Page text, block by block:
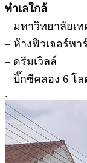
ทำเลใกล้
– มหาวิทยาลัยเ
– ห้างฟิวเจอร์พา
– ดรีมเวิลล์
– บิ๊กซีคลอง 6 โ
.